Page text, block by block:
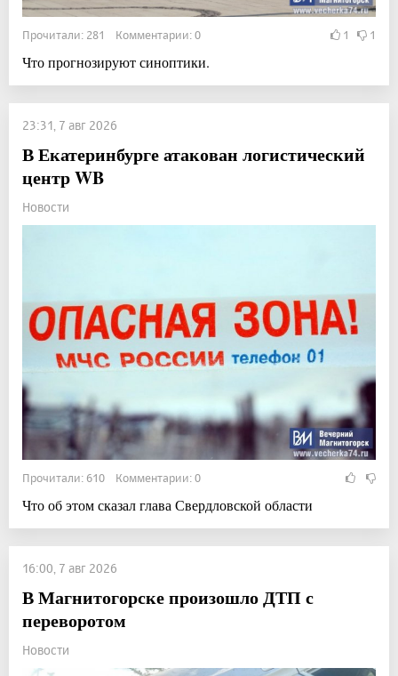
Прочитали: 281 Комментарии: 0 1 1
Что прогнозируют синоптики.
23:31, 7 авг 2026
В Екатеринбурге атакован логистический
центр WB
Новости
Прочитали: 610 Комментарии: 0
Что об этом сказал глава Свердловской области
16:00, 7 авг 2026
В Магнитогорске произошло ДТП с
переворотом
Новости